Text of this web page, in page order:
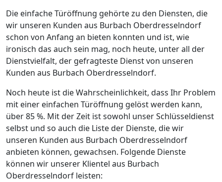
Die einfache Türöffnung gehörte zu den Diensten, die
wir unseren Kunden aus Burbach Oberdresselndorf
schon von Anfang an bieten konnten und ist, wie
ironisch das auch sein mag, noch heute, unter all der
Dienstvielfalt, der gefragteste Dienst von unseren
Kunden aus Burbach Oberdresselndorf.
Noch heute ist die Wahrscheinlichkeit, dass Ihr Problem
mit einer einfachen Türöffnung gelöst werden kann,
über 85 %. Mit der Zeit ist sowohl unser Schlüsseldienst
selbst und so auch die Liste der Dienste, die wir
unseren Kunden aus Burbach Oberdresselndorf
anbieten können, gewachsen. Folgende Dienste
können wir unserer Klientel aus Burbach
Oberdresselndorf leisten: